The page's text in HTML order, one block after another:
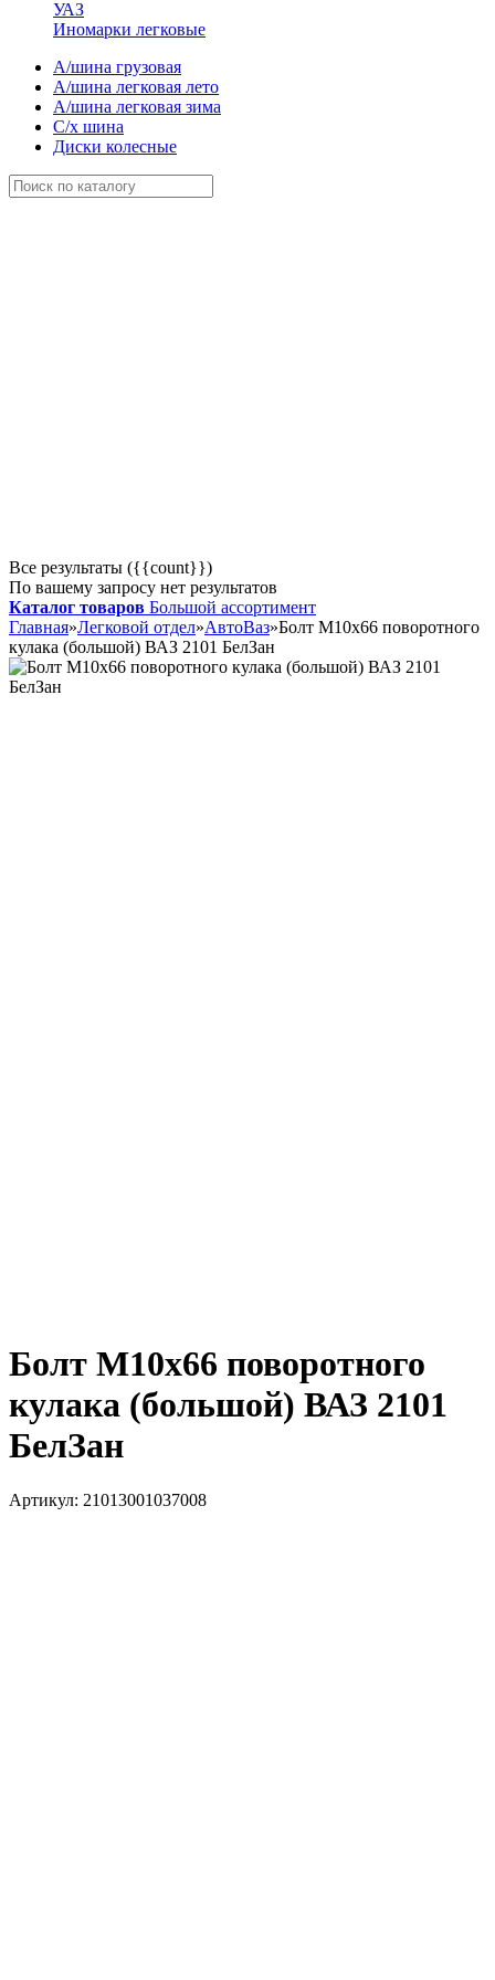
УАЗ
Иномарки легковые
А/шина грузовая
А/шина легковая лето
А/шина легковая зима
С/х шина
Диски колесные
Все результаты ({{count}})
По вашему запросу нет результатов
Каталог товаров Большой ассортимент
Главная»Легковой отдел»АвтоВаз»Болт М10х66 поворотного
кулака (большой) ВАЗ 2101 БелЗан
Болт М10х66 поворотного
кулака (большой) ВАЗ 2101
БелЗан
Артикул: 21013001037008